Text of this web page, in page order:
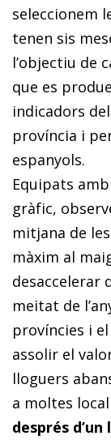
seleccionem
tenen sis
l’objectiu de
que es
indicadors
província i
espanyols.
Equipats
gràfic,
mitjana de
màxim al
desaccelerar
meitat de
províncies i
assolir el
lloguers
a moltes
després